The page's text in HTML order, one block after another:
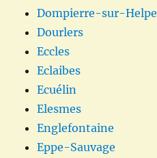
Dompierre-sur-Helpe
Dourlers
Eccles
Eclaibes
Ecuélin
Elesmes
Englefontaine
Eppe-Sauvage